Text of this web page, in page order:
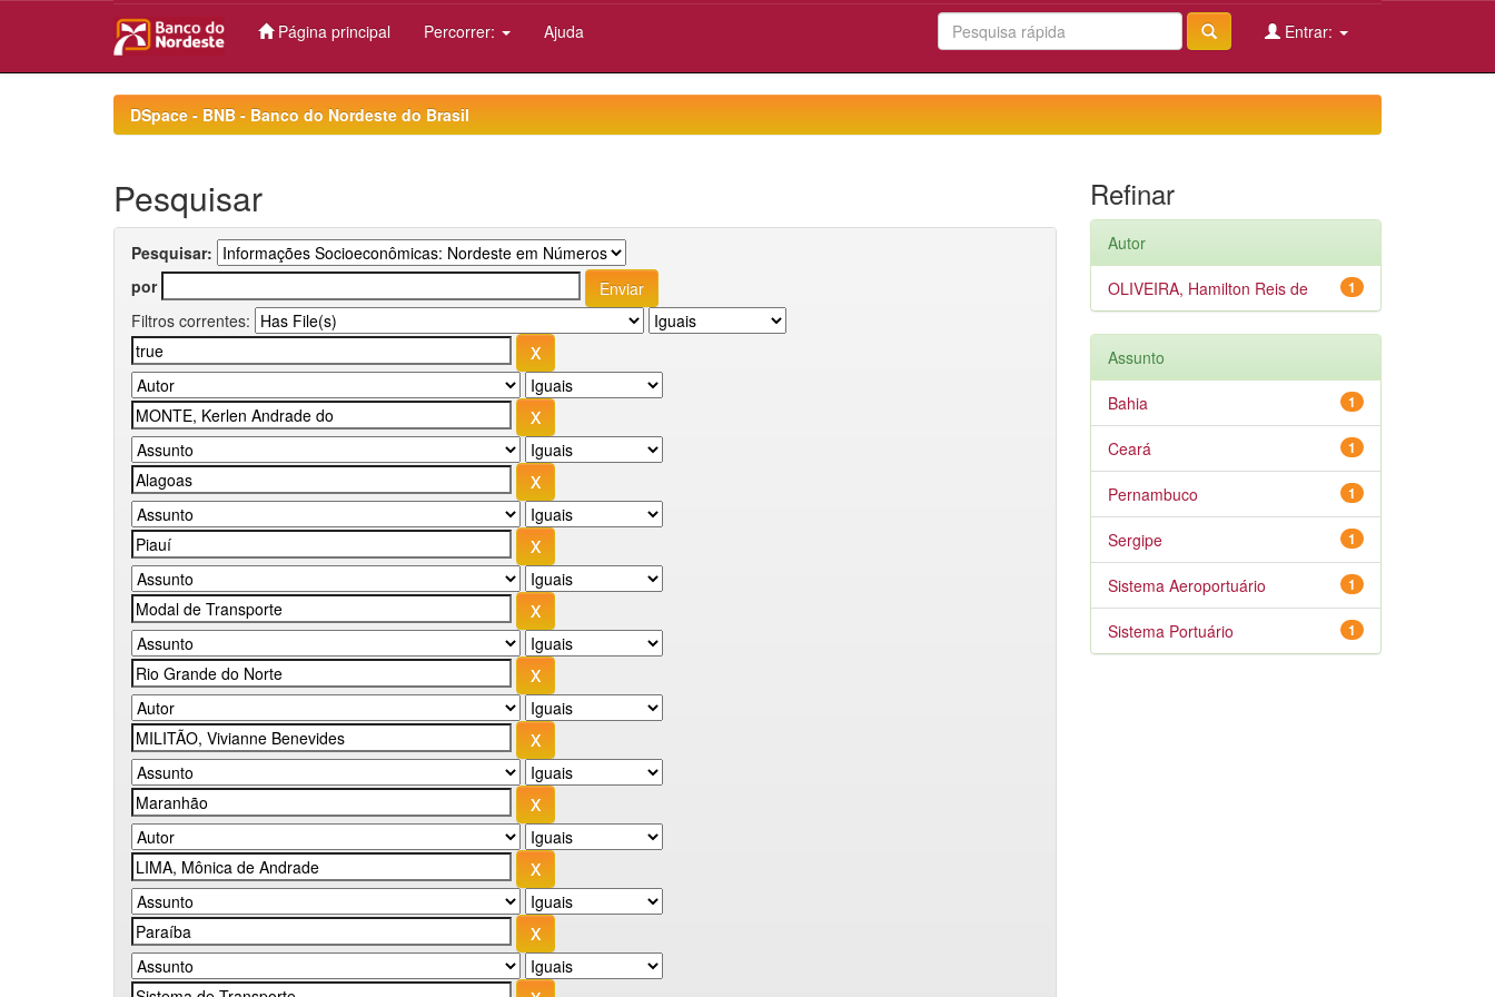
Página principal Percorrer: Ajuda Entrar:
DSpace - BNB - Banco do Nordeste do Brasil
Pesquisar
Pesquisar:
por
Filtros correntes:
Refinar
Autor
1
OLIVEIRA, Hamilton Reis de
Assunto
1
Bahia
1
Ceará
1
Pernambuco
1
Sergipe
1
Sistema Aeroportuário
1
Sistema Portuário